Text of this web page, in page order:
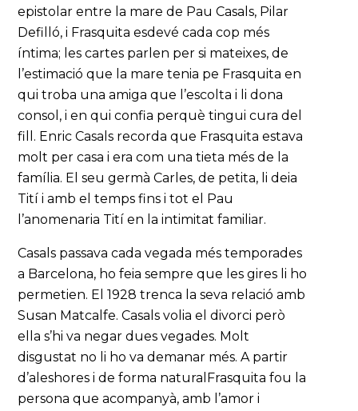
epistolar entre la mare de Pau Casals, Pilar
Defilló, i Frasquita esdevé cada cop més
íntima; les cartes parlen per si mateixes, de
l’estimació que la mare tenia pe Frasquita en
qui troba una amiga que l’escolta i li dona
consol, i en qui confia perquè tingui cura del
fill. Enric Casals recorda que Frasquita estava
molt per casa i era com una tieta més de la
família. El seu germà Carles, de petita, li deia
Tití i amb el temps fins i tot el Pau
l’anomenaria Tití en la intimitat familiar.
Casals passava cada vegada més temporades
a Barcelona, ho feia sempre que les gires li ho
permetien. El 1928 trenca la seva relació amb
Susan Matcalfe. Casals volia el divorci però
ella s’hi va negar dues vegades. Molt
disgustat no li ho va demanar més. A partir
d’aleshores i de forma naturalFrasquita fou la
persona que acompanyà, amb l’amor i